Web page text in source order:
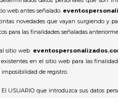
web antes señalado.
novedades que vayan surgiendo y
para las finalidades señaladas
sitio web
en el sitio web para las
imposibilidad de registro.
El USUARIO que introduzca sus datos